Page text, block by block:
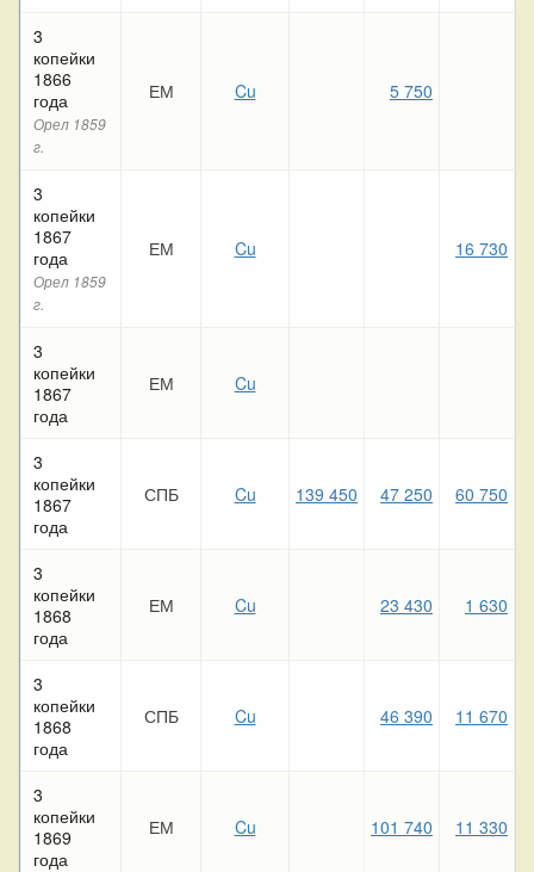
3
копейки
1866
года
Орел 1859
г.
ЕМ Cu 5 750
3
копейки
1867
года
Орел 1859
г.
ЕМ Cu 16 730
3
копейки
1867
года
ЕМ Cu
3
копейки
1867
года
СПБ Cu 139 450 47 250 60 750
3
копейки
1868
года
ЕМ Cu 23 430 1 630
3
копейки
1868
года
СПБ Cu 46 390 11 670
3
копейки
1869
года
ЕМ Cu 101 740 11 330